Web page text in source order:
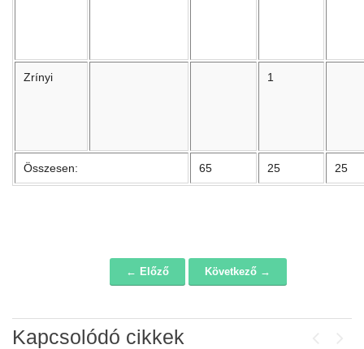
Zrínyi 1
Összesen: 65 25 25
← Előző Következő →
Kapcsolódó cikkek